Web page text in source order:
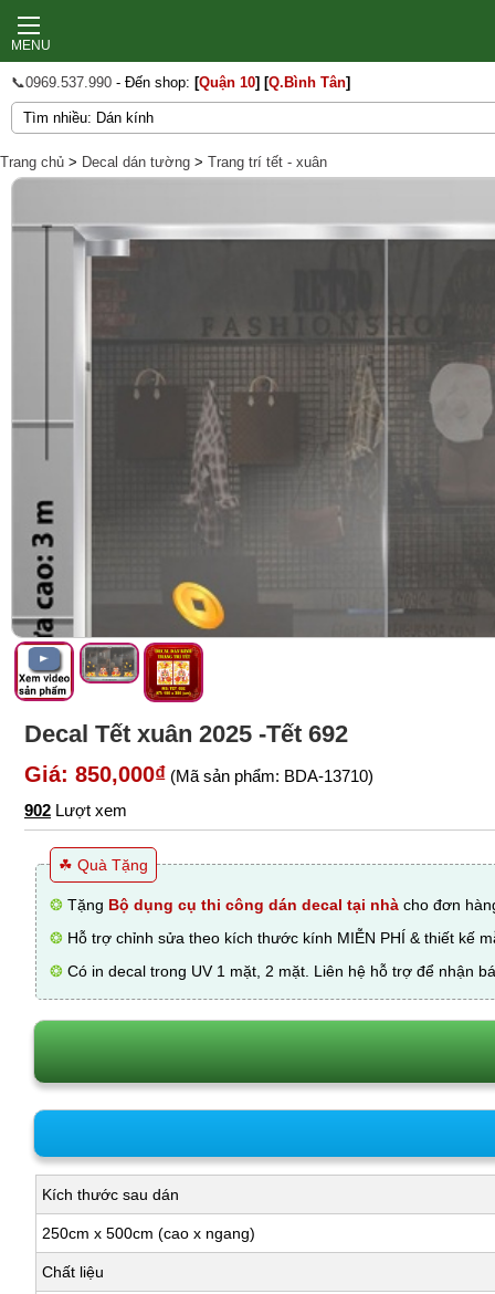
MENU
📞0969.537.990 - Đến shop: [Quận 10] [Q.Bình Tân]
Trang chủ > Decal dán tường > Trang trí tết - xuân
Decal Tết xuân 2025 -Tết 692
Giá: 850,000₫ (Mã sản phẩm: BDA-13710)
902 Lượt xem
☘ Quà Tặng
❂ Tặng Bộ dụng cụ thi công dán decal tại nhà cho đơn
❂ Hỗ trợ chỉnh sửa theo kích thước kính MIỄN PHÍ & thiết kế
❂ Có in decal trong UV 1 mặt, 2 mặt. Liên hệ hỗ trợ để nhận
Kích thước sau dán
250cm x 500cm (cao x ngang)
Chất liệu